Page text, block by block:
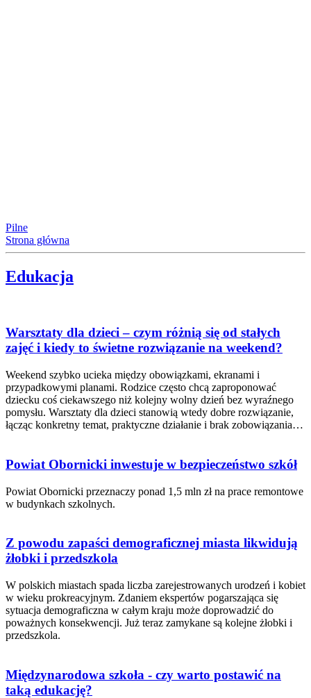
Pilne
Strona główna
Edukacja
Warsztaty dla dzieci – czym różnią się od stałych
zajęć i kiedy to świetne rozwiązanie na weekend?
Weekend szybko ucieka między obowiązkami, ekranami i
przypadkowymi planami. Rodzice często chcą zaproponować
dziecku coś ciekawszego niż kolejny wolny dzień bez wyraźnego
pomysłu. Warsztaty dla dzieci stanowią wtedy dobre rozwiązanie,
łącząc konkretny temat, praktyczne działanie i brak zobowiązania…
Powiat Obornicki inwestuje w bezpieczeństwo szkół
Powiat Obornicki przeznaczy ponad 1,5 mln zł na prace remontowe
w budynkach szkolnych.
Z powodu zapaści demograficznej miasta likwidują
żłobki i przedszkola
W polskich miastach spada liczba zarejestrowanych urodzeń i kobiet
w wieku prokreacyjnym. Zdaniem ekspertów pogarszająca się
sytuacja demograficzna w całym kraju może doprowadzić do
poważnych konsekwencji. Już teraz zamykane są kolejne żłobki i
przedszkola.
Międzynarodowa szkoła - czy warto postawić na
taką edukację?